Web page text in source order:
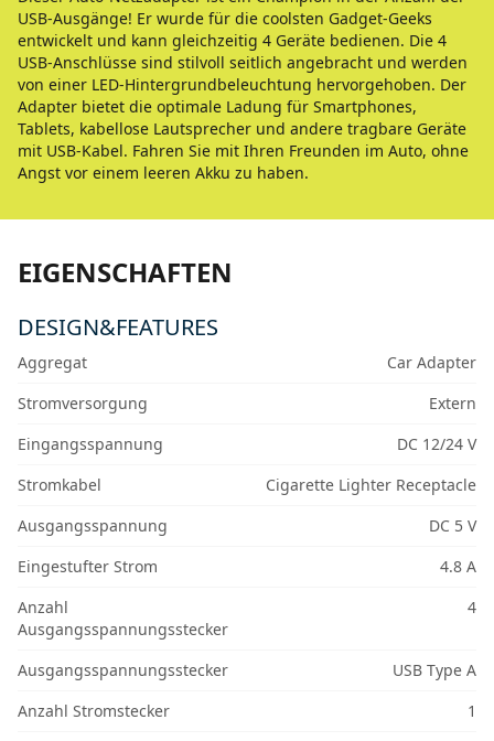
USB-Ausgänge! Er wurde für die coolsten Gadget-Geeks
entwickelt und kann gleichzeitig 4 Geräte bedienen. Die 4
USB-Anschlüsse sind stilvoll seitlich angebracht und werden
von einer LED-Hintergrundbeleuchtung hervorgehoben. Der
Adapter bietet die optimale Ladung für Smartphones,
Tablets, kabellose Lautsprecher und andere tragbare Geräte
mit USB-Kabel. Fahren Sie mit Ihren Freunden im Auto, ohne
Angst vor einem leeren Akku zu haben.
EIGENSCHAFTEN
DESIGN&FEATURES
Aggregat
Car Adapter
Stromversorgung
Extern
Eingangsspannung
DC 12/24 V
Stromkabel
Cigarette Lighter Receptacle
Ausgangsspannung
DC 5 V
Eingestufter Strom
4.8 A
Anzahl
Ausgangsspannungsstecker
4
Ausgangsspannungsstecker
USB Type A
Anzahl Stromstecker
1